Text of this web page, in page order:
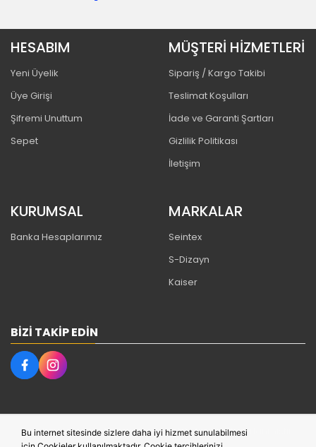
HESABIM
Yeni Üyelik
Üye Girişi
Şifremi Unuttum
Sepet
MÜŞTERİ HİZMETLERİ
Sipariş / Kargo Takibi
Teslimat Koşulları
İade ve Garanti Şartları
Gizlilik Politikası
İletişim
KURUMSAL
Banka Hesaplarımız
MARKALAR
Seintex
S-Dizayn
Kaiser
BIZI TAKIP EDIN
Bu site,PobolEti®Entegre E-ticaret Sistemi ile hazırlanmıştır.
Bu internet sitesinde sizlere daha iyi hizmet sunulabilmesi